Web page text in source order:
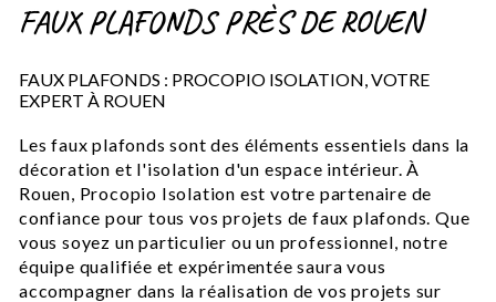
FAUX PLAFONDS PRÈS DE ROUEN
FAUX PLAFONDS : PROCOPIO ISOLATION, VOTRE
EXPERT À ROUEN
Les faux plafonds sont des éléments essentiels dans la
décoration et l'isolation d'un espace intérieur. À
Rouen, Procopio Isolation est votre partenaire de
confiance pour tous vos projets de faux plafonds. Que
vous soyez un particulier ou un professionnel, notre
équipe qualifiée et expérimentée saura vous
accompagner dans la réalisation de vos projets sur